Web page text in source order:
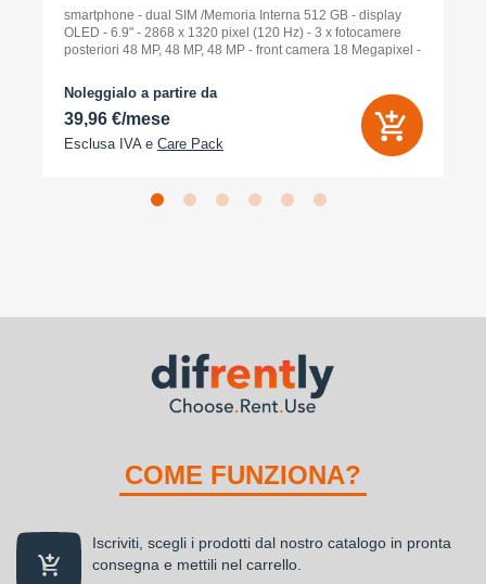
smartphone - dual SIM /Memoria Interna 512 GB - display
OLED - 6.9" - 2868 x 1320 pixel (120 Hz) - 3 x fotocamere
posteriori 48 MP, 48 MP, 48 MP - front camera 18 Megapixel -
Noleggialo a partire da
39,96 €/mese
Esclusa IVA e Care Pack
COME FUNZIONA?
Iscriviti, scegli i prodotti dal nostro catalogo in pronta
consegna e mettili nel carrello.